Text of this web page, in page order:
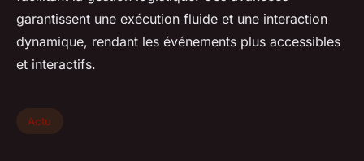
garantissent une exécution fluide et une interaction
dynamique, rendant les événements plus accessibles
et interactifs.
Actu